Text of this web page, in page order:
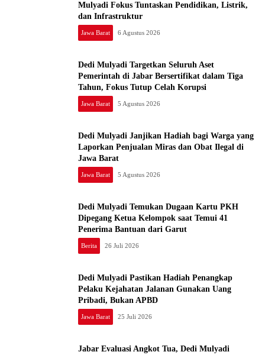
Mulyadi Fokus Tuntaskan Pendidikan, Listrik,
dan Infrastruktur
Jawa Barat 6 Agustus 2026
Dedi Mulyadi Targetkan Seluruh Aset
Pemerintah di Jabar Bersertifikat dalam Tiga
Tahun, Fokus Tutup Celah Korupsi
Jawa Barat 5 Agustus 2026
Dedi Mulyadi Janjikan Hadiah bagi Warga yang
Laporkan Penjualan Miras dan Obat Ilegal di
Jawa Barat
Jawa Barat 5 Agustus 2026
Dedi Mulyadi Temukan Dugaan Kartu PKH
Dipegang Ketua Kelompok saat Temui 41
Penerima Bantuan dari Garut
Berita 26 Juli 2026
Dedi Mulyadi Pastikan Hadiah Penangkap
Pelaku Kejahatan Jalanan Gunakan Uang
Pribadi, Bukan APBD
Jawa Barat 25 Juli 2026
Jabar Evaluasi Angkot Tua, Dedi Mulyadi